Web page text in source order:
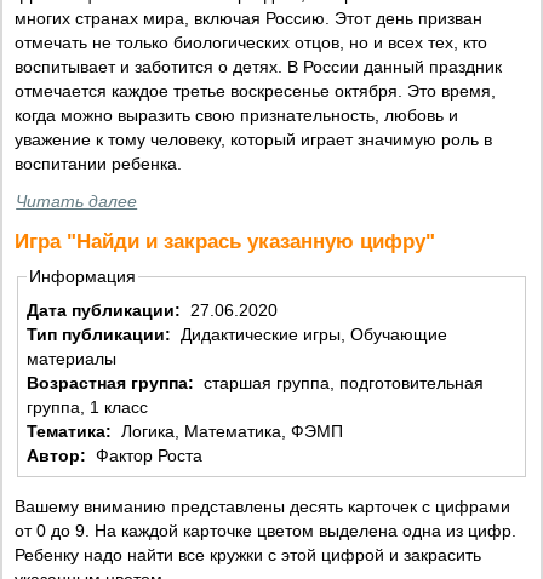
многих странах мира, включая Россию. Этот день призван
отмечать не только биологических отцов, но и всех тех, кто
воспитывает и заботится о детях. В России данный праздник
отмечается каждое третье воскресенье октября. Это время,
когда можно выразить свою признательность, любовь и
уважение к тому человеку, который играет значимую роль в
воспитании ребенка.
Читать далее
Игра "Найди и закрась указанную цифру"
Информация
Дата публикации:
27.06.2020
Тип публикации:
материалы
Возрастная группа: старшая группа, подготовительная
группа, 1 класс
Тематика: Логика, Математика, ФЭМП
Автор: Фактор Роста
Вашему вниманию представлены десять карточек с цифрами
от 0 до 9. На каждой карточке цветом выделена одна из цифр.
Ребенку надо найти все кружки с этой цифрой и закрасить